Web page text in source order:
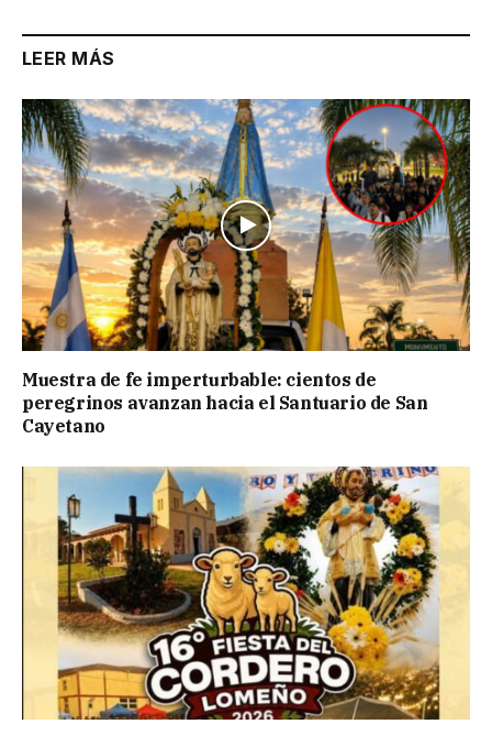
LEER MÁS
Muestra de fe imperturbable: cientos de
peregrinos avanzan hacia el Santuario de San
Cayetano